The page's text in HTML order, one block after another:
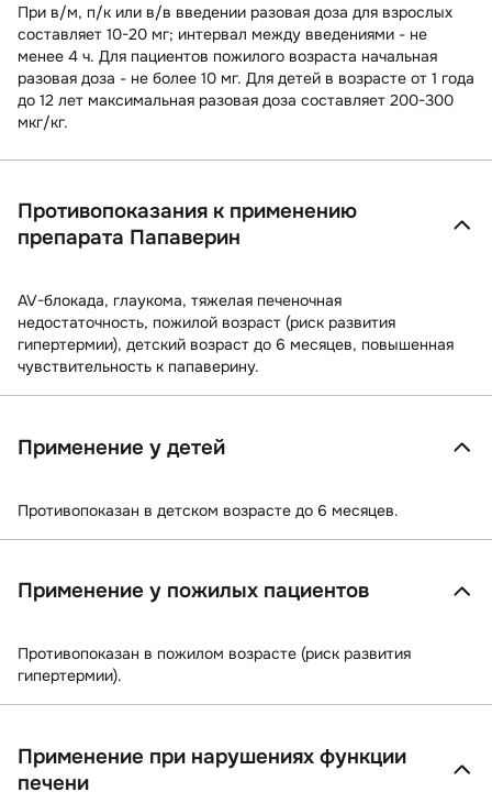
При в/м, п/к или в/в введении разовая доза для взрослых
составляет 10-20 мг; интервал между введениями - не
менее 4 ч. Для пациентов пожилого возраста начальная
разовая доза - не более 10 мг. Для детей в возрасте от 1 года
до 12 лет максимальная разовая доза составляет 200-300
мкг/кг.
Противопоказания к применению
препарата Папаверин
AV-блокада, глаукома, тяжелая печеночная
недостаточность, пожилой возраст (риск развития
гипертермии), детский возраст до 6 месяцев, повышенная
чувствительность к папаверину.
Применение у детей
Противопоказан в детском возрасте до 6 месяцев.
Применение у пожилых пациентов
Противопоказан в пожилом возрасте (риск развития
гипертермии).
Применение при нарушениях функции
печени